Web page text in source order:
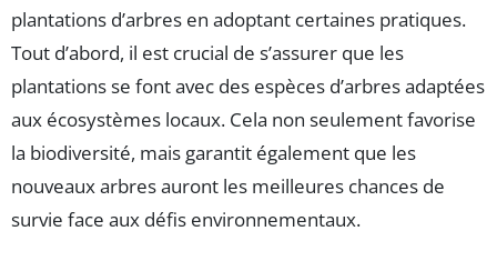
plantations d’arbres en adoptant certaines pratiques.
Tout d’abord, il est crucial de s’assurer que les
plantations se font avec des espèces d’arbres adaptées
aux écosystèmes locaux. Cela non seulement favorise
la biodiversité, mais garantit également que les
nouveaux arbres auront les meilleures chances de
survie face aux défis environnementaux.